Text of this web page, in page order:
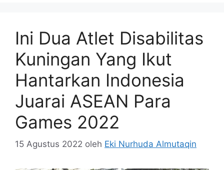
Ini Dua Atlet Disabilitas
Kuningan Yang Ikut
Hantarkan Indonesia
Juarai ASEAN Para
Games 2022
15 Agustus 2022 oleh Eki Nurhuda Almutaqin